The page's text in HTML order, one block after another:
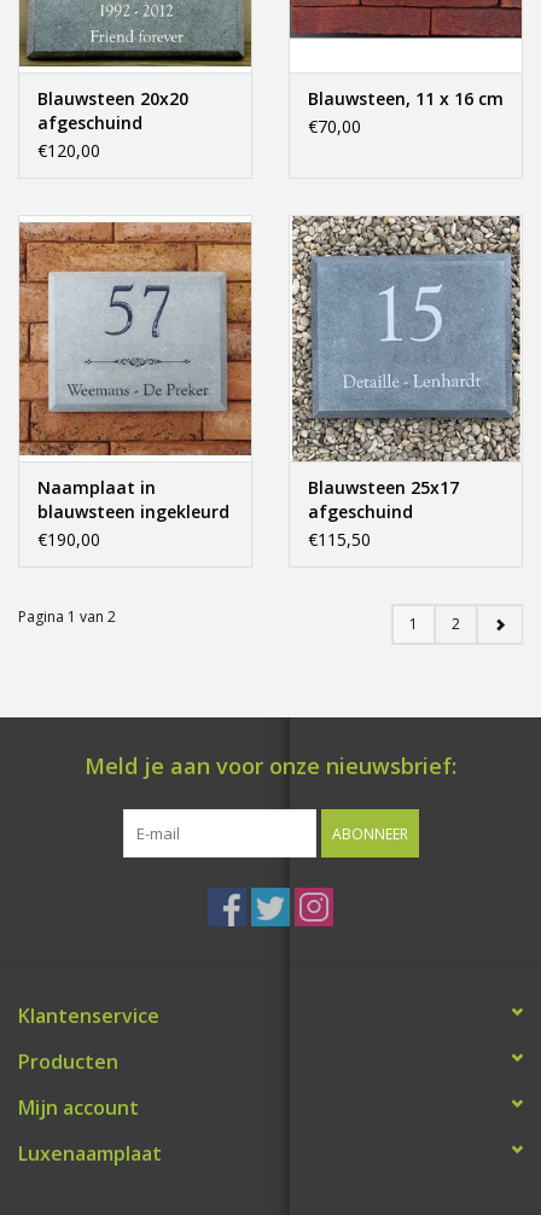
Blauwsteen 20x20
afgeschuind
€120,00
Blauwsteen, 11 x 16 cm
€70,00
Naamplaat in
blauwsteen ingekleurd
21x17
€190,00
Blauwsteen 25x17
afgeschuind
€115,50
Pagina 1 van 2 1 2
Meld je aan voor onze nieuwsbrief:
ABONNEER
Klantenservice
Producten
Mijn account
Luxenaamplaat